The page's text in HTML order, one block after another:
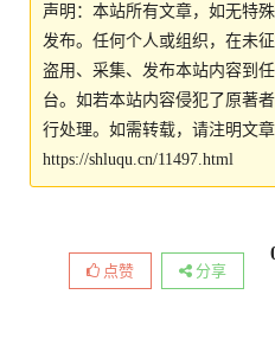
声明：本站所有文章，如无特
发布。任何个人或组织，在未
盗用、采集、发布本站内容到
台。如若本站内容侵犯了原著
行处理。如需转载，请注明文
https://shluqu.cn/11497.html
点赞 分享